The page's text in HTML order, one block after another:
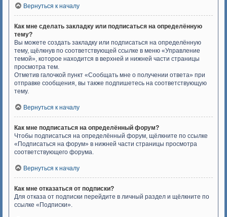
Вернуться к началу
Как мне сделать закладку или подписаться на определённую
тему?
Вы можете создать закладку или подписаться на определённую
тему, щёлкнув по соответствующей ссылке в меню «Управление
темой», которое находится в верхней и нижней части страницы
просмотра тем.
Отметив галочкой пункт «Сообщать мне о получении ответа» при
отправке сообщения, вы также подпишетесь на соответствующую
тему.
Вернуться к началу
Как мне подписаться на определённый форум?
Чтобы подписаться на определённый форум, щёлкните по ссылке
«Подписаться на форум» в нижней части страницы просмотра
соответствующего форума.
Вернуться к началу
Как мне отказаться от подписки?
Для отказа от подписки перейдите в личный раздел и щёлкните по
ссылке «Подписки».